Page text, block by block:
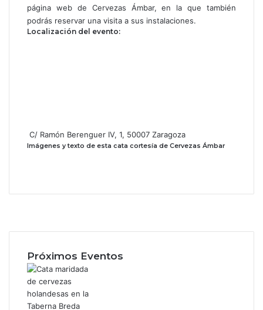
página web de Cervezas Ámbar, en la que también
podrás reservar una visita a sus instalaciones.
Localización del evento:
C/ Ramón Berenguer IV, 1, 50007 Zaragoza
Imágenes y texto de esta cata cortesía de Cervezas Ámbar
Próximos Eventos